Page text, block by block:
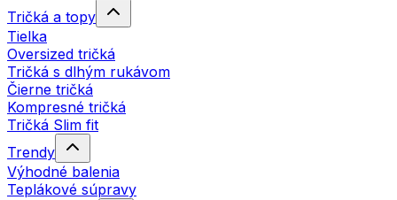
Tričká a topy
Tielka
Oversized tričká
Tričká s dlhým rukávom
Čierne tričká
Kompresné tričká
Tričká Slim fit
Trendy
Výhodné balenia
Teplákové súpravy